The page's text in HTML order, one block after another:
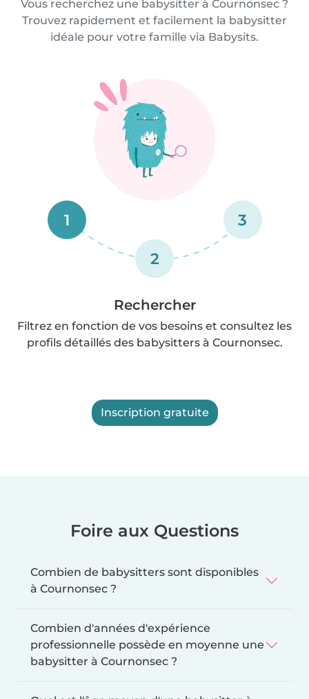
Vous recherchez une babysitter à Cournonsec ?
Trouvez rapidement et facilement la babysitter
idéale pour votre famille via Babysits.
1
2
3
Rechercher
Filtrez en fonction de vos besoins et consultez les
profils détaillés des babysitters à Cournonsec.
Inscription gratuite
Foire aux Questions
Combien de babysitters sont disponibles
à Cournonsec ?
Combien d'années d'expérience
professionnelle possède en moyenne une
babysitter à Cournonsec ?